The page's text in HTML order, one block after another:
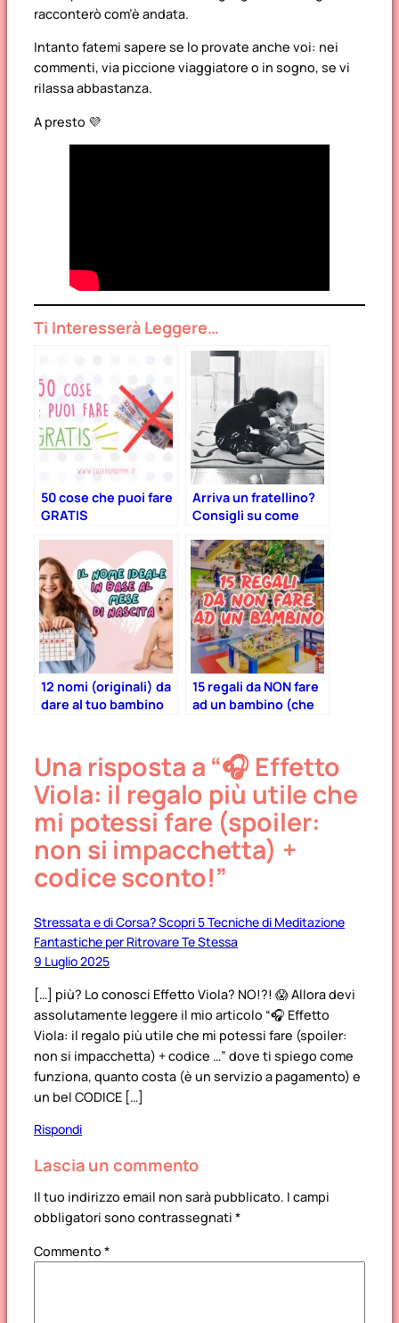
racconterò com’è andata.
Intanto fatemi sapere se lo provate anche voi: nei
commenti, via piccione viaggiatore o in sogno, se vi
rilassa abbastanza.
A presto 💜
Ti Interesserà Leggere…
50 cose che puoi fare
GRATIS
Arriva un fratellino?
Consigli su come
bel rapporto fin dal
primo giorno
12 nomi (originali) da
dare al tuo bambino
15 regali da NON fare
ad un bambino (che
Una risposta a “🎧 Effetto
Viola: il regalo più utile che
mi potessi fare (spoiler:
non si impacchetta) +
codice sconto!”
Stressata e di Corsa? Scopri 5 Tecniche di Meditazione
Fantastiche per Ritrovare Te Stessa
9 Luglio 2025
[…] più? Lo conosci Effetto Viola? NO!?! 😱 Allora devi
assolutamente leggere il mio articolo “🎧 Effetto
Viola: il regalo più utile che mi potessi fare (spoiler:
non si impacchetta) + codice …” dove ti spiego come
funziona, quanto costa (è un servizio a pagamento) e
un bel CODICE […]
Rispondi
Lascia un commento
Il tuo indirizzo email non sarà pubblicato. I campi
obbligatori sono contrassegnati *
Commento *